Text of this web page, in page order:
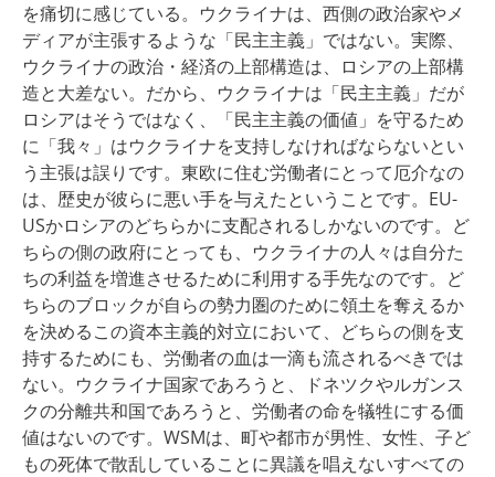
を痛切に感じている。ウクライナは、西側の政治家やメ
ディアが主張するような「民主主義」ではない。実際、
ウクライナの政治・経済の上部構造は、ロシアの上部構
造と大差ない。だから、ウクライナは「民主主義」だが
ロシアはそうではなく、「民主主義の価値」を守るため
に「我々」はウクライナを支持しなければならないとい
う主張は誤りです。東欧に住む労働者にとって厄介なの
は、歴史が彼らに悪い手を与えたということです。 EU-
USかロシアのどちらかに支配されるしかないのです。 ど
ちらの側の政府にとっても、ウクライナの人々は自分た
ちの利益を増進させるために利用する手先なのです。ど
ちらのブロックが自らの勢力圏のために領土を奪えるか
を決めるこの資本主義的対立において、どちらの側を支
持するためにも、労働者の血は一滴も流されるべきでは
ない。 ウクライナ国家であろうと、ドネツクやルガンス
クの分離共和国であろうと、労働者の命を犠牲にする価
値はないのです。 WSMは、町や都市が男性、女性、子ど
もの死体で散乱していることに異議を唱えないすべての